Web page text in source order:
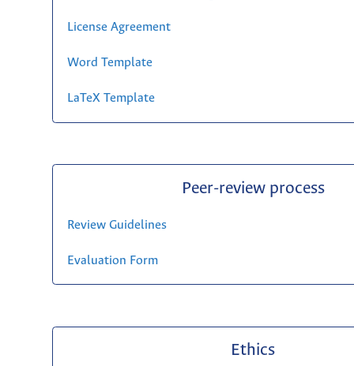
License Agreement
Word Template
LaTeX Template
Peer-review process
Review Guidelines
Evaluation Form
Ethics